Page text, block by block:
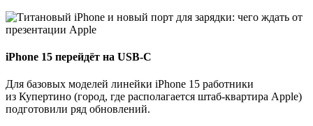
iPhone 15 перейдёт на USB-C
Для базовых моделей линейки iPhone 15 работники
из Купертино (город, где располагается штаб-квартира Apple)
подготовили ряд обновлений.